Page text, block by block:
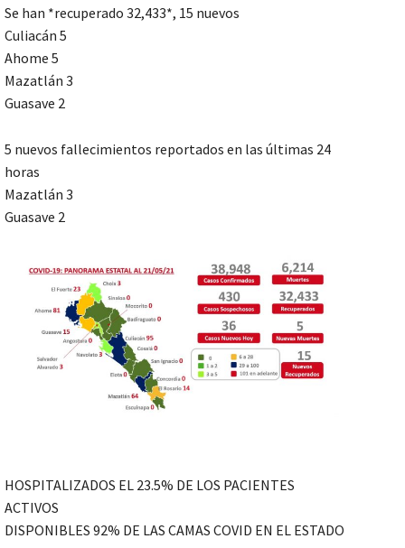
Se han *recuperado 32,433*, 15 nuevos
Culiacán 5
Ahome 5
Mazatlán 3
Guasave 2
5 nuevos fallecimientos reportados en las últimas 24
horas
Mazatlán 3
Guasave 2
HOSPITALIZADOS EL 23.5% DE LOS PACIENTES
ACTIVOS
DISPONIBLES 92% DE LAS CAMAS COVID EN EL ESTADO